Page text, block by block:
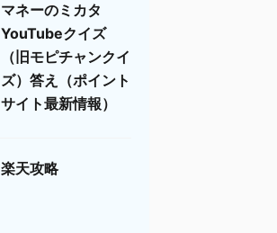
マネーのミカタ
YouTubeクイズ
（旧モピチャンクイ
ズ）答え（ポイント
サイト最新情報）
楽天攻略